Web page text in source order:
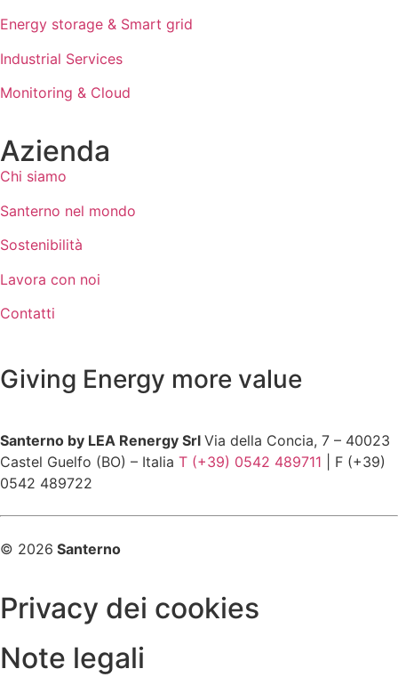
Energy storage & Smart grid
Industrial Services
Monitoring & Cloud
Azienda
Chi siamo
Santerno nel mondo
Sostenibilità
Lavora con noi
Contatti
Giving Energy more value
Santerno by LEA Renergy Srl Via della Concia, 7 – 40023
Castel Guelfo (BO) – Italia T (+39) 0542 489711 | F (+39)
0542 489722
© 2026 Santerno
Privacy dei cookies
Note legali